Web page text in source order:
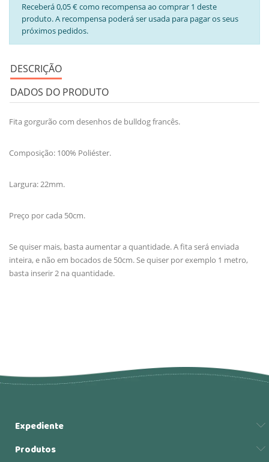
Receberá 0,05 € como recompensa ao comprar 1 deste
produto. A recompensa poderá ser usada para pagar os seus
próximos pedidos.
DESCRIÇÃO
DADOS DO PRODUTO
Fita gorgurão com desenhos de bulldog francês.
Composição: 100% Poliéster.
Largura: 22mm.
Preço por cada 50cm.
Se quiser mais, basta aumentar a quantidade. A fita será enviada
inteira, e não em bocados de 50cm. Se quiser por exemplo 1 metro,
basta inserir 2 na quantidade.
Expediente
Produtos